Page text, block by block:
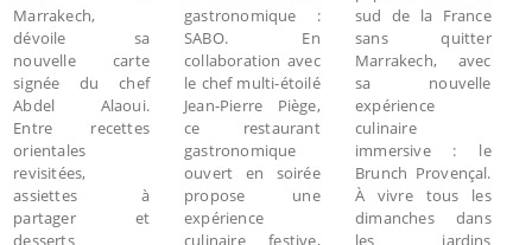
Marrakech,
dévoile sa
nouvelle carte
signée du chef
Abdel Alaoui.
Entre recettes
orientales
revisitées,
assiettes à
partager et
desserts
gastronomique :
SABO. En
collaboration avec
le chef multi-étoilé
Jean-Pierre Piège,
ce restaurant
gastronomique
ouvert en soirée
propose une
expérience
culinaire festive,
sud de la France
sans quitter
Marrakech, avec
sa nouvelle
expérience
culinaire
immersive : le
Brunch Provençal.
À vivre tous les
dimanches dans
les jardins